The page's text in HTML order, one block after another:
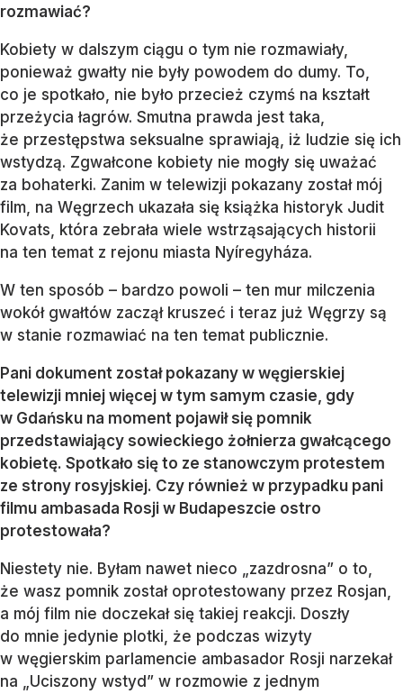
rozmawiać?
Kobiety w dalszym ciągu o tym nie rozmawiały,
ponieważ gwałty nie były powodem do dumy. To,
co je spotkało, nie było przecież czymś na kształt
przeżycia łagrów. Smutna prawda jest taka,
że przestępstwa seksualne sprawiają, iż ludzie się ich
wstydzą. Zgwałcone kobiety nie mogły się uważać
za bohaterki. Zanim w telewizji pokazany został mój
film, na Węgrzech ukazała się książka historyk Judit
Kovats, która zebrała wiele wstrząsających historii
na ten temat z rejonu miasta Nyíregyháza.
W ten sposób – bardzo powoli – ten mur milczenia
wokół gwałtów zaczął kruszeć i teraz już Węgrzy są
w stanie rozmawiać na ten temat publicznie.
Pani dokument został pokazany w węgierskiej
telewizji mniej więcej w tym samym czasie, gdy
w Gdańsku na moment pojawił się pomnik
przedstawiający sowieckiego żołnierza gwałcącego
kobietę. Spotkało się to ze stanowczym protestem
ze strony rosyjskiej. Czy również w przypadku pani
filmu ambasada Rosji w Budapeszcie ostro
protestowała?
Niestety nie. Byłam nawet nieco „zazdrosna” o to,
że wasz pomnik został oprotestowany przez Rosjan,
a mój film nie doczekał się takiej reakcji. Doszły
do mnie jedynie plotki, że podczas wizyty
w węgierskim parlamencie ambasador Rosji narzekał
na „Uciszony wstyd” w rozmowie z jednym